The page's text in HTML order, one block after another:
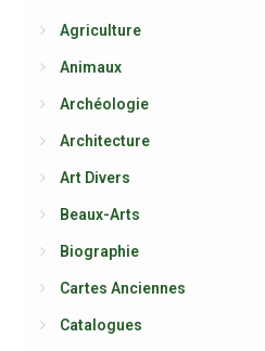
Agriculture
Animaux
Archéologie
Architecture
Art Divers
Beaux-Arts
Biographie
Cartes Anciennes
Catalogues